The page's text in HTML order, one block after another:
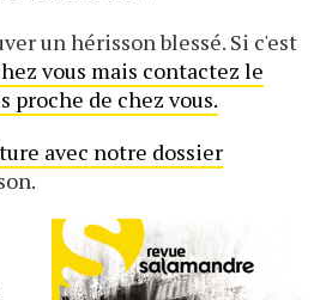
un hérisson blessé. Si c'est
vous mais contactez le
proche de chez vous.
avec notre dossier